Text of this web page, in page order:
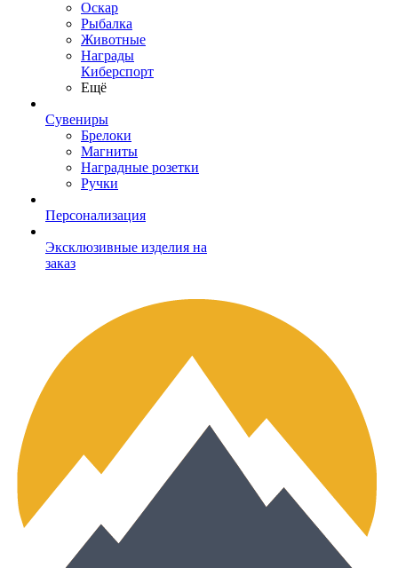
Оскар
Рыбалка
Животные
Награды
Киберспорт
Ещё
Сувениры
Брелоки
Магниты
Наградные розетки
Ручки
Персонализация
Эксклюзивные изделия на
заказ